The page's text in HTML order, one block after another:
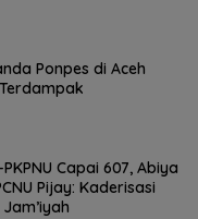
Ponpes di Aceh
Capai 607, Abiya
Pijay: Kaderisasi